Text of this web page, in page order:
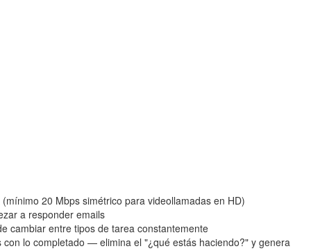
20 Mbps simétrico para videollamadas en HD)
a responder emails
cambiar entre tipos de tarea constantemente
lo completado — elimina el "¿qué estás haciendo?" y genera